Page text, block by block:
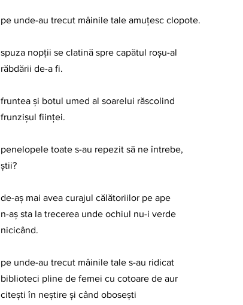
pe unde-au trecut mâinile tale amuțesc clopote.
spuza nopții se clatină spre capătul roșu-al
răbdării de-a fi.
fruntea și botul umed al soarelui răscolind
frunzișul ființei.
penelopele toate s-au repezit să ne întrebe,
știi?
de-aș mai avea curajul călătoriilor pe ape
n-aș sta la trecerea unde ochiul nu-i verde
nicicând.
pe unde-au trecut mâinile tale s-au ridicat
biblioteci pline de femei cu cotoare de aur
citești în neștire și când obosești